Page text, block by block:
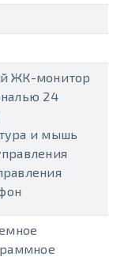
ЖК-монитор
24
и мышь